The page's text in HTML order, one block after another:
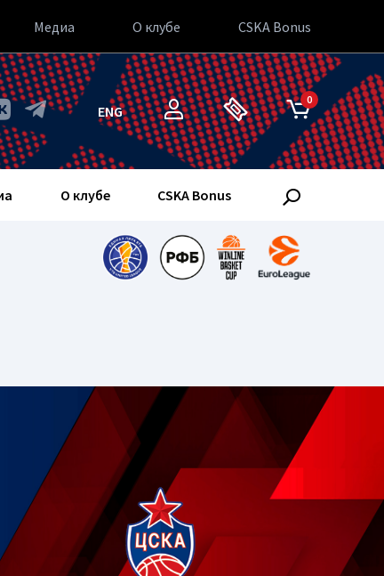
Медиа О клубе CSKA Bonus
ENG
0
О клубе CSKA Bonus